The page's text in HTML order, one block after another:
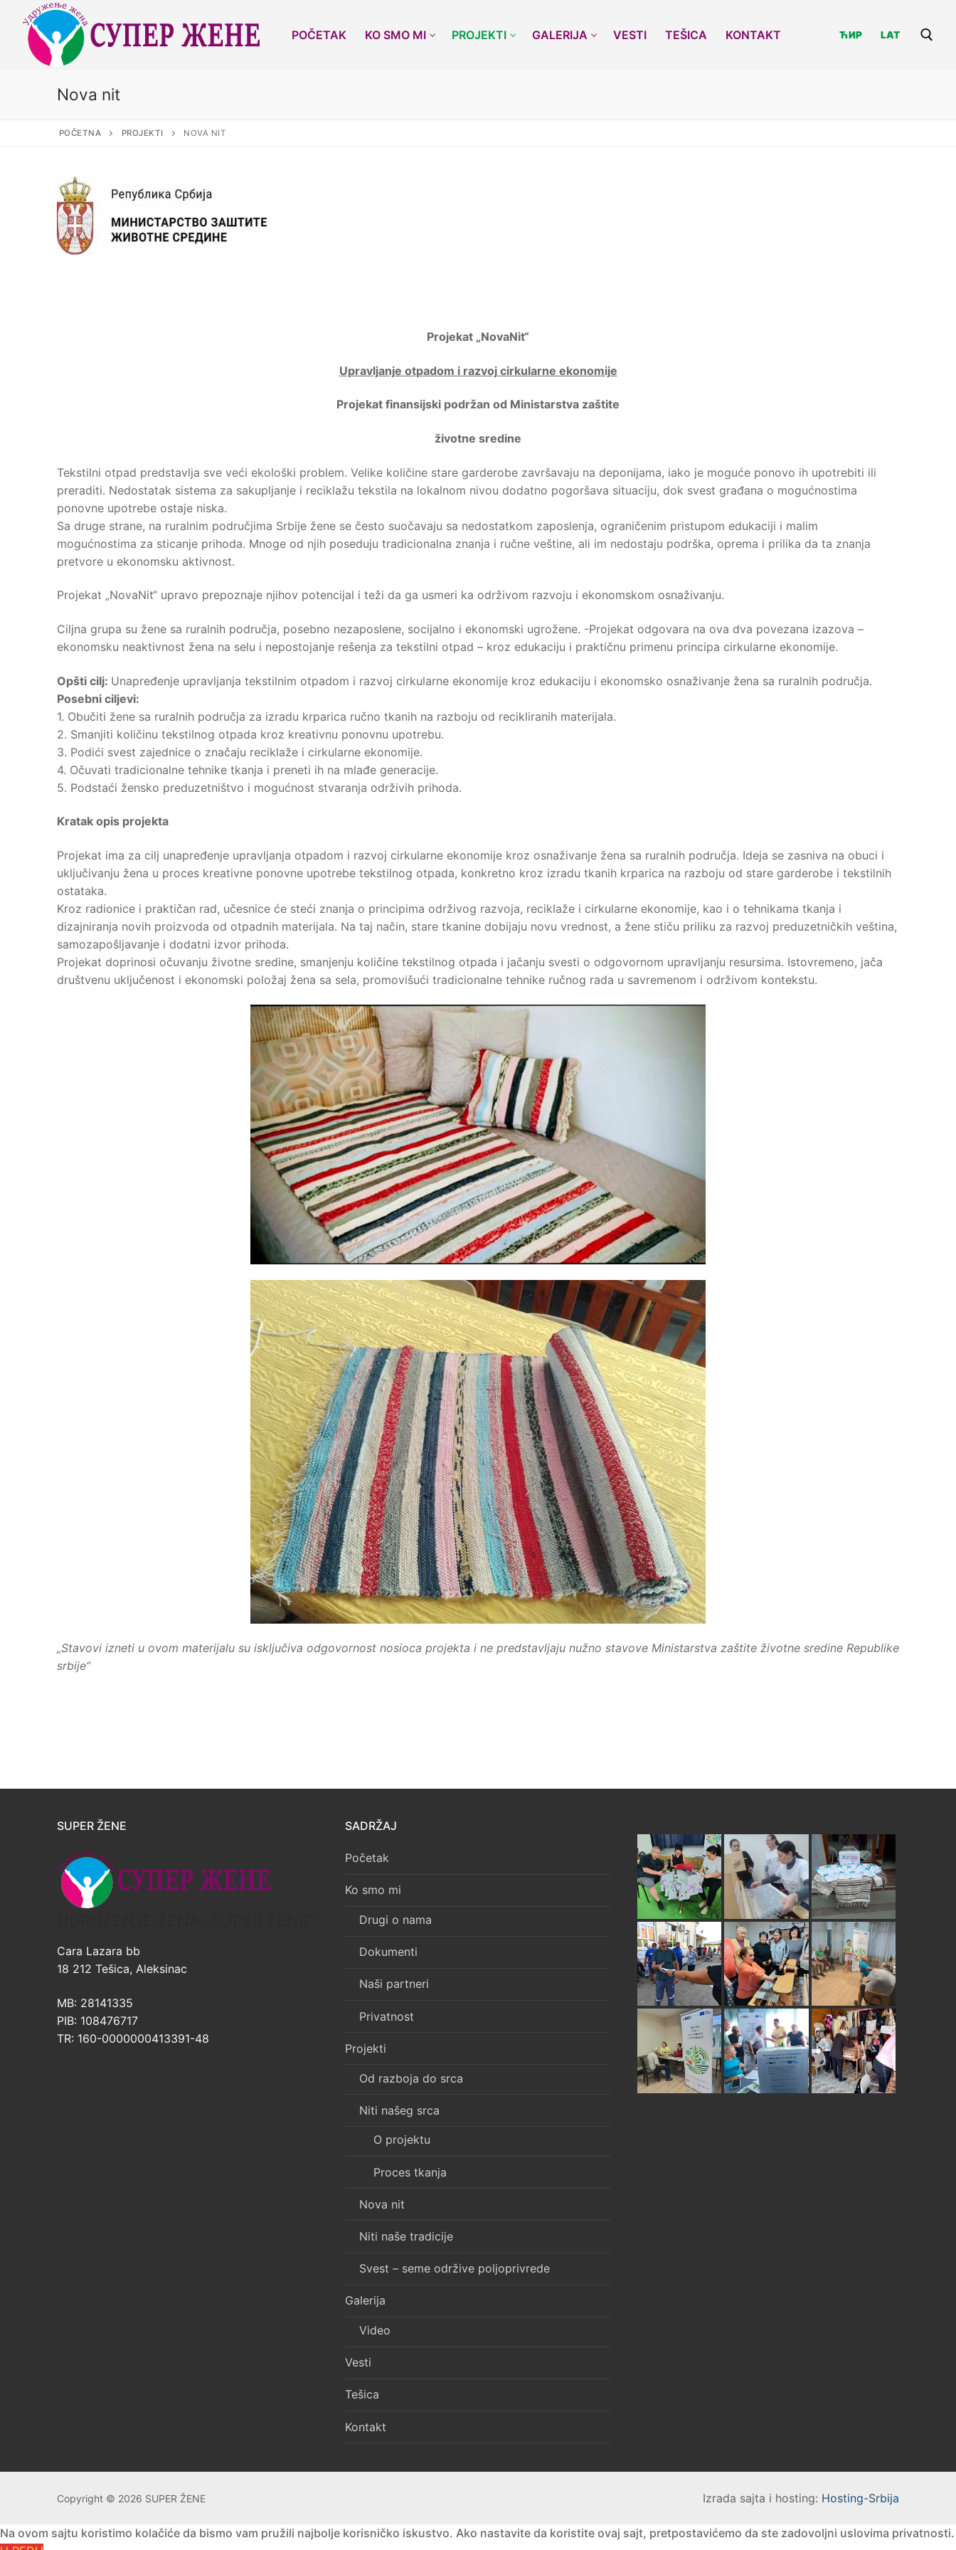
POČETAK KO SMO MI PROJEKTI GALERIJA VESTI TEŠICA KONTAKT ЋИР LAT
Nova nit
POČETNA PROJEKTI NOVA NIT
Projekat „NovaNit“
Upravljanje otpadom i razvoj cirkularne ekonomije
Projekat finansijski podržan od Ministarstva zaštite
životne sredine
Tekstilni otpad predstavlja sve veći ekološki problem. Velike količine stare garderobe završavaju na deponijama, iako je moguće ponovo ih upotrebiti ili
preraditi. Nedostatak sistema za sakupljanje i reciklažu tekstila na lokalnom nivou dodatno pogoršava situaciju, dok svest građana o mogućnostima
ponovne upotrebe ostaje niska.
Sa druge strane, na ruralnim područjima Srbije žene se često suočavaju sa nedostatkom zaposlenja, ograničenim pristupom edukaciji i malim
mogućnostima za sticanje prihoda. Mnoge od njih poseduju tradicionalna znanja i ručne veštine, ali im nedostaju podrška, oprema i prilika da ta znanja
pretvore u ekonomsku aktivnost.
Projekat „NovaNit“ upravo prepoznaje njihov potencijal i teži da ga usmeri ka održivom razvoju i ekonomskom osnaživanju.
Ciljna grupa su žene sa ruralnih područja, posebno nezaposlene, socijalno i ekonomski ugrožene. -Projekat odgovara na ova dva povezana izazova –
ekonomsku neaktivnost žena na selu i nepostojanje rešenja za tekstilni otpad – kroz edukaciju i praktičnu primenu principa cirkularne ekonomije.
Opšti cilj: Unapređenje upravljanja tekstilnim otpadom i razvoj cirkularne ekonomije kroz edukaciju i ekonomsko osnaživanje žena sa ruralnih područja.
Posebni ciljevi:
1. Obučiti žene sa ruralnih područja za izradu krparica ručno tkanih na razboju od recikliranih materijala.
2. Smanjiti količinu tekstilnog otpada kroz kreativnu ponovnu upotrebu.
3. Podići svest zajednice o značaju reciklaže i cirkularne ekonomije.
4. Očuvati tradicionalne tehnike tkanja i preneti ih na mlađe generacije.
5. Podstaći žensko preduzetništvo i mogućnost stvaranja održivih prihoda.
Kratak opis projekta
Projekat ima za cilj unapređenje upravljanja otpadom i razvoj cirkularne ekonomije kroz osnaživanje žena sa ruralnih područja. Ideja se zasniva na obuci i
uključivanju žena u proces kreativne ponovne upotrebe tekstilnog otpada, konkretno kroz izradu tkanih krparica na razboju od stare garderobe i tekstilnih
ostataka.
Kroz radionice i praktičan rad, učesnice će steći znanja o principima održivog razvoja, reciklaže i cirkularne ekonomije, kao i o tehnikama tkanja i
dizajniranja novih proizvoda od otpadnih materijala. Na taj način, stare tkanine dobijaju novu vrednost, a žene stiču priliku za razvoj preduzetničkih veština,
samozapošljavanje i dodatni izvor prihoda.
Projekat doprinosi očuvanju životne sredine, smanjenju količine tekstilnog otpada i jačanju svesti o odgovornom upravljanju resursima. Istovremeno, jača
društvenu uključenost i ekonomski položaj žena sa sela, promovišući tradicionalne tehnike ručnog rada u savremenom i održivom kontekstu.
„Stavovi izneti u ovom materijalu su isključiva odgovornost nosioca projekta i ne predstavljaju nužno stavove Ministarstva zaštite životne sredine Republike
srbije“
SUPER ŽENE
Cara Lazara bb
18 212 Tešica, Aleksinac
MB: 28141335
PIB: 108476717
TR: 160-0000000413391-48
SADRŽAJ
Početak
Ko smo mi
Drugi o nama
Dokumenti
Naši partneri
Privatnost
Projekti
Od razboja do srca
Niti našeg srca
O projektu
Proces tkanja
Nova nit
Niti naše tradicije
Svest – seme održive poljoprivrede
Galerija
Video
Vesti
Tešica
Kontakt
Copyright © 2026 SUPER ŽENE Izrada sajta i hosting: Hosting-Srbija
Na ovom sajtu koristimo kolačiće da bismo vam pružili najbolje korisničko iskustvo. Ako nastavite da koristite ovaj sajt, pretpostavićemo da ste zadovoljni uslovima privatnosti.